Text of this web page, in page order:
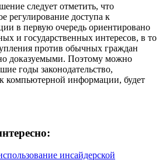
следует отметить, что
регулирование доступа к
в первую очередь ориентировано
и государственных интересов, в то
против обычных граждан
доказуемыми. Поэтому можно
годы законодательство,
компьютерной информации, будет
инсайдерской